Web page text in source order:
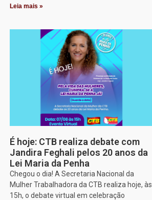
Leia mais »
É hoje: CTB realiza debate com
Jandira Feghali pelos 20 anos da
Lei Maria da Penha
Chegou o dia! A Secretaria Nacional da
Mulher Trabalhadora da CTB realiza hoje, às
15h, o debate virtual em celebração